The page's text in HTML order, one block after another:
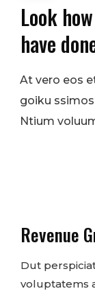
Look
have
At vero eos
goiku
Ntium
Revenue
Dut
voluptatems